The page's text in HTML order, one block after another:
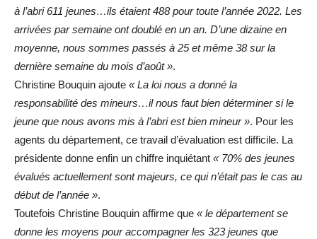
à l’abri 611 jeunes…ils étaient 488 pour toute l’année 2022. Les
arrivées par semaine ont doublé en un an. D’une dizaine en
moyenne, nous sommes passés à 25 et même 38 sur la
dernière semaine du mois d’août ».
Christine Bouquin ajoute « La loi nous a donné la
responsabilité des mineurs…il nous faut bien déterminer si le
jeune que nous avons mis à l’abri est bien mineur ». Pour les
agents du département, ce travail d’évaluation est difficile. La
présidente donne enfin un chiffre inquiétant « 70% des jeunes
évalués actuellement sont majeurs, ce qui n’était pas le cas au
début de l’année ».
Toutefois Christine Bouquin affirme que « le département se
donne les moyens pour accompagner les 323 jeunes que